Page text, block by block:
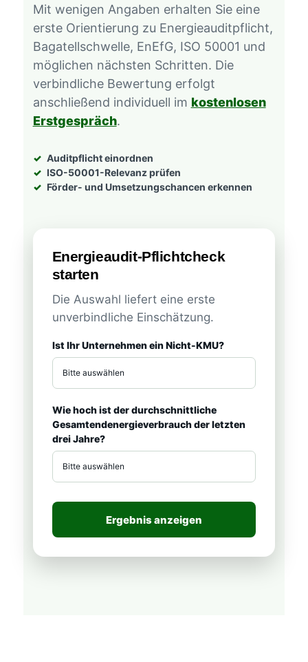
Mit wenigen Angaben erhalten Sie eine
erste Orientierung zu Energieauditpflicht,
Bagatellschwelle, EnEfG, ISO 50001 und
möglichen nächsten Schritten. Die
verbindliche Bewertung erfolgt
anschließend individuell im kostenlosen
Erstgespräch.
Auditpflicht einordnen
ISO-50001-Relevanz prüfen
Förder- und Umsetzungschancen erkennen
Energieaudit-Pflichtcheck
starten
Die Auswahl liefert eine erste
unverbindliche Einschätzung.
Ist Ihr Unternehmen ein Nicht-KMU?
Wie hoch ist der durchschnittliche
Gesamtendenergieverbrauch der letzten
drei Jahre?
Ergebnis anzeigen